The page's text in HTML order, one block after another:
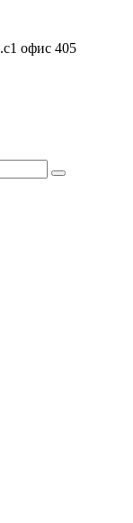
офис 405